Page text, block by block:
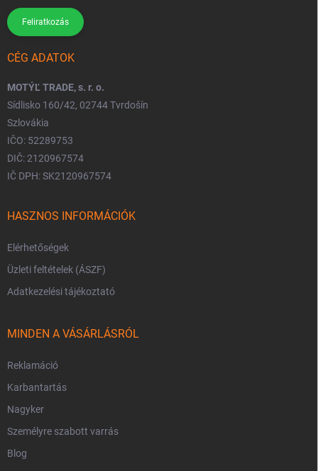
Feliratkozás
CÉG ADATOK
MOTÝĽ TRADE, s. r. o.
Sídlisko 160/42, 02744 Tvrdošín
Szlovákia
IČO: 52289753
DIČ: 2120967574
IČ DPH: SK2120967574
HASZNOS INFORMÁCIÓK
Elérhetőségek
Üzleti feltételek (ÁSZF)
Adatkezelési tájékoztató
MINDEN A VÁSÁRLÁSRÓL
Reklamáció
Karbantartás
Nagyker
Személyre szabott varrás
Blog